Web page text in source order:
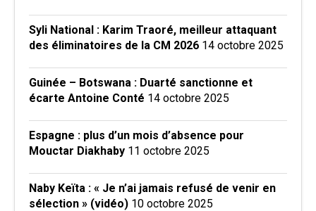
Syli National : Karim Traoré, meilleur attaquant
des éliminatoires de la CM 2026 14 octobre 2025
Guinée – Botswana : Duarté sanctionne et
écarte Antoine Conté 14 octobre 2025
Espagne : plus d’un mois d’absence pour
Mouctar Diakhaby 11 octobre 2025
Naby Keïta : « Je n’ai jamais refusé de venir en
sélection » (vidéo) 10 octobre 2025